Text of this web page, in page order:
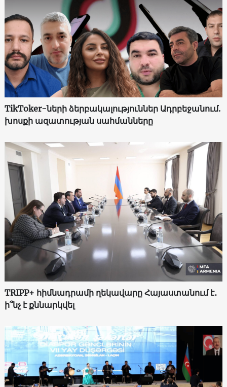
TikToker-ների ձերբակալություններ Ադրբեջանում.
խոսքի ազատության սահմանները
TRIPP+ հիմնադրամի ղեկավարը Հայաստանում է․
ի՞նչ է քննարկվել